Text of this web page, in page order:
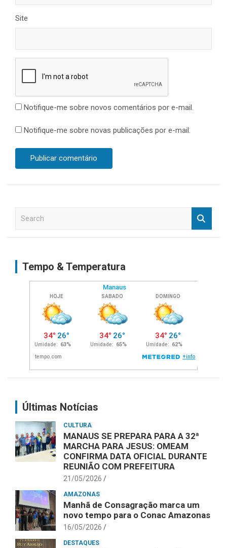
Site
Notifique-me sobre novos comentários por e-mail.
Notifique-me sobre novas publicações por e-mail.
Tempo & Temperatura
Últimas Notícias
CULTURA
MANAUS SE PREPARA PARA A 32ª
MARCHA PARA JESUS: OMEAM
CONFIRMA DATA OFICIAL DURANTE
REUNIÃO COM PREFEITURA
21/05/2026
AMAZONAS
Manhã de Consagração marca um
novo tempo para o Conac Amazonas
16/05/2026
DESTAQUES